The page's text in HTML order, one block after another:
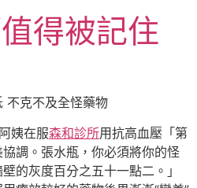
得被記住
克不及全怪藥物
姨在服森和診所用抗高血壓「第
調。張水瓶，你必須將你的怪
的灰度百分之五十一點二。」